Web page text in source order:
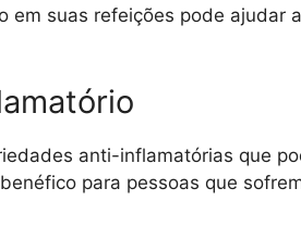
em suas refeições pode ajudar
anti-inflamatórias que
para pessoas que